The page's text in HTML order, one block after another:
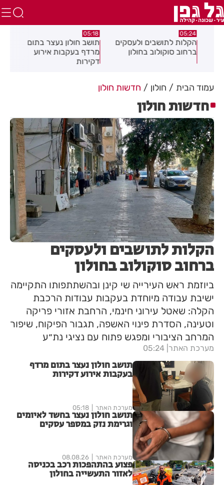
05:24
הקלות לתושבים ולעסקים
ברחוב סוקולוב בחולון
05:18
תושב חולון נעצר בתום
מרדף בעקבות אירוע
דקירות
עמוד הבית חולון חדשות חולון
חדשות חולון
הקלות לתושבים ולעסקים
ברחוב סוקולוב בחולון
ביוזמת ראש העירייה שי קינן ובהשתתפותו התקיימה
ישיבת עבודה מיוחדת בעקבות עבודות הרכבת
הקלה: שאטל עירוני חינמי, הרחבת אזורי פריקה
וטעינה, הסדרת פינוי האשפה, תגבור הפיקוח, שיפור
המרחב הציבורי ומפגש פתוח עם נציגי נת״ע
מערכת האתר 05:24
תושב חולון נעצר בתום מרדף
בעקבות אירוע דקירות
מערכת האתר 05:18
תושב חולון נעצר בחשד לאיומים
וגרימת נזק במספר עסקים
מערכת האתר 08.08.26
פצוע בהתהפכות רכב בכניסה
לאזור התעשייה בחולון